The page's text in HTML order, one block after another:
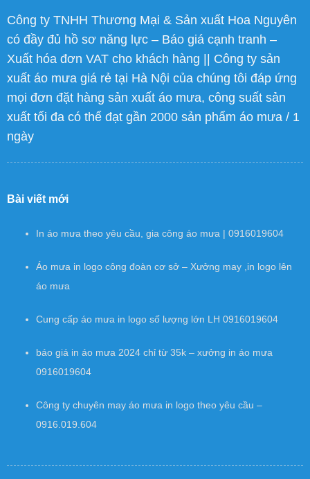
Công ty TNHH Thương Mại & Sản xuất Hoa Nguyên
có đầy đủ hồ sơ năng lực – Báo giá cạnh tranh –
Xuất hóa đơn VAT cho khách hàng || Công ty sản
xuất áo mưa giá rẻ tại Hà Nội của chúng tôi đáp ứng
mọi đơn đặt hàng sản xuất áo mưa, công suất sản
xuất tối đa có thể đạt gần 2000 sản phẩm áo mưa / 1
ngày
Bài viết mới
In áo mưa theo yêu cầu, gia công áo mưa | 0916019604
Áo mưa in logo công đoàn cơ sở – Xưởng may ,in logo lên
áo mưa
Cung cấp áo mưa in logo số lượng lớn LH 0916019604
báo giá in áo mưa 2024 chỉ từ 35k – xưởng in áo mưa
0916019604
Công ty chuyên may áo mưa in logo theo yêu cầu –
0916.019.604